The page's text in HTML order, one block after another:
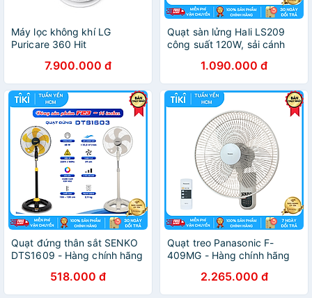
Máy lọc không khí LG
Puricare 360 Hit
hãng - Màu trắng
7.900.000 đ
Quạt sàn lửng Hali LS209
công suất 120W, sải cánh
chắn - Hàng chính hãng
1.090.000 đ
Quạt đứng thân sắt SENKO
DTS1609 - Hàng chính hãng
518.000 đ
Quạt treo Panasonic F-
409MG - Hàng chính hãng
2.265.000 đ